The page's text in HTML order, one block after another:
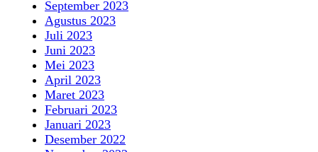
September 2023
Agustus 2023
Juli 2023
Juni 2023
Mei 2023
April 2023
Maret 2023
Februari 2023
Januari 2023
Desember 2022